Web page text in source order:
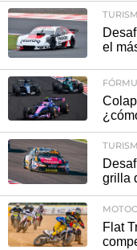
el
grilla
Flat